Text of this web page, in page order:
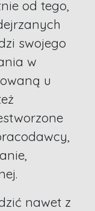
od tego,
swojego
w
u
nawet z